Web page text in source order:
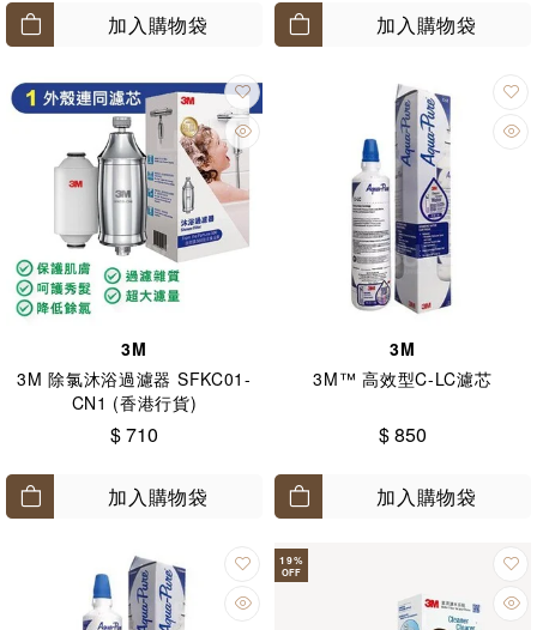
加入購物袋 加入購物袋
3M
3M 除氯沐浴過濾器 SFKC01-
CN1 (香港行貨)
$ 710
加入購物袋
3M
3M™ 高效型C-LC濾芯
$ 850
加入購物袋
19%
OFF